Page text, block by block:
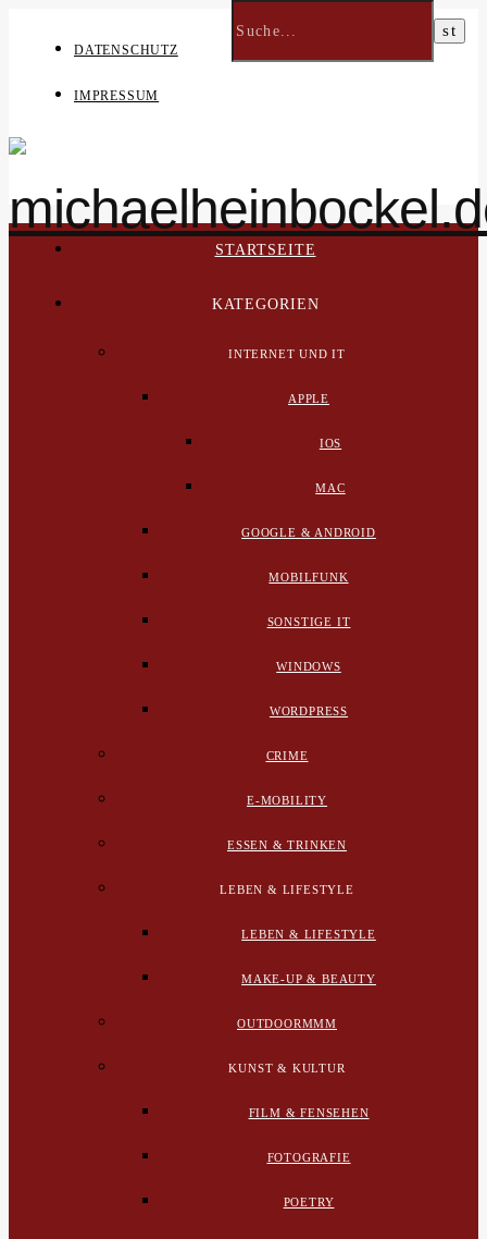
DATENSCHUTZ
IMPRESSUM
STARTSEITE
KATEGORIEN
INTERNET UND IT
APPLE
IOS
MAC
GOOGLE & ANDROID
MOBILFUNK
SONSTIGE IT
WINDOWS
WORDPRESS
CRIME
E-MOBILITY
ESSEN & TRINKEN
LEBEN & LIFESTYLE
LEBEN & LIFESTYLE
MAKE-UP & BEAUTY
OUTDOORMMM
KUNST & KULTUR
FILM & FENSEHEN
FOTOGRAFIE
POETRY